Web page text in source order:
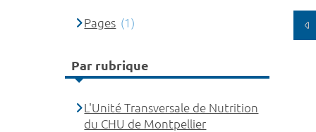
Pages (1)
Par rubrique
L'Unité Transversale de Nutrition
du CHU de Montpellier